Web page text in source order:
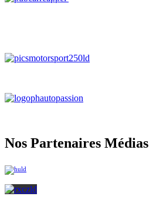
Nos Partenaires Médias